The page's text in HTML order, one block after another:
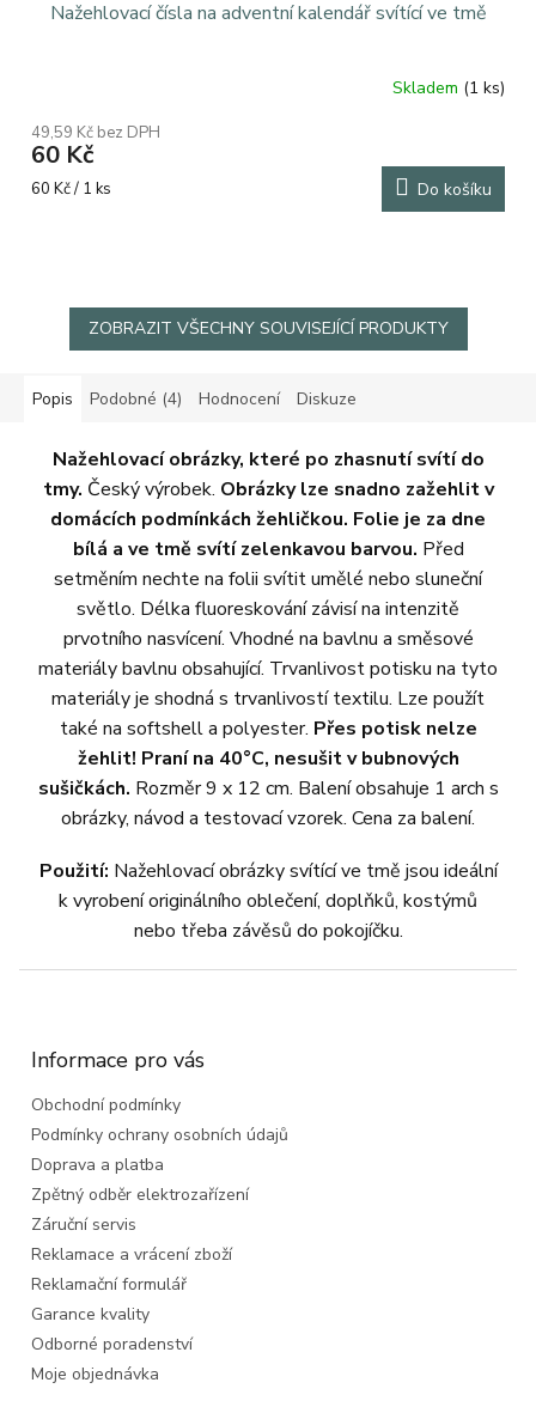
Nažehlovací čísla na adventní kalendář svítící ve tmě
produktu
je
4,0
Skladem (1 ks)
49,59 Kč bez DPH
60 Kč
Měrná
60 Kč / 1 ks Do košíku
ZOBRAZIT VŠECHNY SOUVISEJÍCÍ PRODUKTY
Popis Podobné (4) Hodnocení Diskuze
Nažehlovací obrázky, které po zhasnutí svítí do
tmy. Český výrobek. Obrázky lze snadno zažehlit v
domácích podmínkách žehličkou. Folie je za dne
bílá a ve tmě svítí zelenkavou barvou. Před
setměním nechte na folii svítit umělé nebo sluneční
světlo. Délka fluoreskování závisí na intenzitě
prvotního nasvícení. Vhodné na bavlnu a směsové
materiály bavlnu obsahující. Trvanlivost potisku na tyto
materiály je shodná s trvanlivostí textilu. Lze použít
také na softshell a polyester. Přes potisk nelze
žehlit! Praní na 40°C, nesušit v bubnových
sušičkách. Rozměr 9 x 12 cm. Balení obsahuje 1 arch s
obrázky, návod a testovací vzorek. Cena za balení.
Použití: Nažehlovací obrázky svítící ve tmě jsou ideální
k vyrobení originálního oblečení, doplňků, kostýmů
nebo třeba závěsů do pokojíčku.
Informace pro vás
Obchodní podmínky
Podmínky ochrany osobních údajů
Doprava a platba
Zpětný odběr elektrozařízení
Záruční servis
Reklamace a vrácení zboží
Reklamační formulář
Garance kvality
Odborné poradenství
Moje objednávka